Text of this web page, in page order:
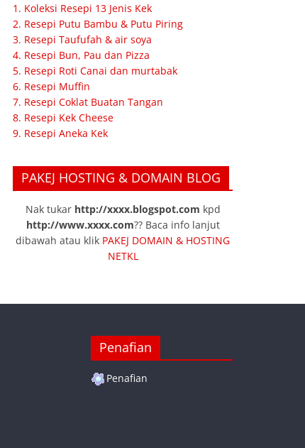
1. Koleksi Resepi 13 Jenis Kek
2. Resepi Putu Bambu & Putu Piring
3. Resepi Taufufah & air soya
4. Resepi Bun, Pau dan Pizza
5. Resepi Roti Canai dan murtabak
6. Resepi Muffin
7. Resepi Coklat Buatan Tangan
8. Resepi Kek Cheese
9. Resepi Aneka Kek
PAKEJ HOSTING & DOMAIN BLOG
Nak tukar http://xxxx.blogspot.com kpd
http://www.xxxx.com?? Baca info lanjut
dibawah atau klik PAKEJ DOMAIN & HOSTING
NETKL
Penafian
Penafian